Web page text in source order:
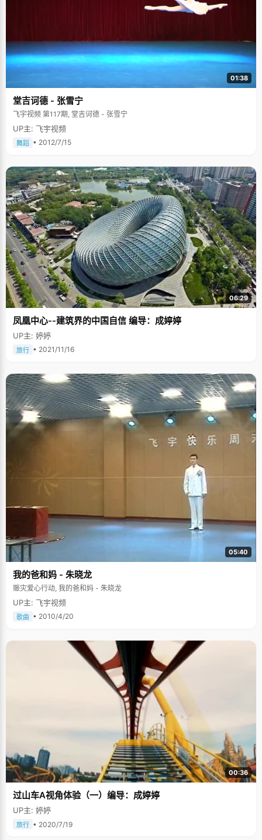
01:38
堂吉诃德 - 张雪宁
飞宇视频 第117期, 堂吉诃德 - 张雪宁
UP主: 飞宇视频
舞蹈 • 2012/7/15
06:29
凤凰中心--建筑界的中国自信 编导：成婷婷
UP主: 婷婷
旅行 • 2021/11/16
05:40
我的爸和妈 - 朱晓龙
赈灾爱心行动, 我的爸和妈 - 朱晓龙
UP主: 飞宇视频
歌曲 • 2010/4/20
00:36
过山车A视角体验（一）编导：成婷婷
UP主: 婷婷
旅行 • 2020/7/19